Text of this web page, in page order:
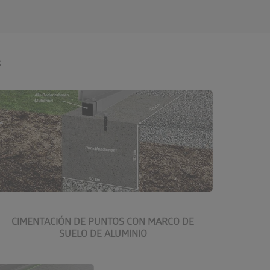
CIMENTACIÓN DE PUNTOS CON MARCO DE
SUELO DE ALUMINIO
Más información sobre la
cimentación de puntos